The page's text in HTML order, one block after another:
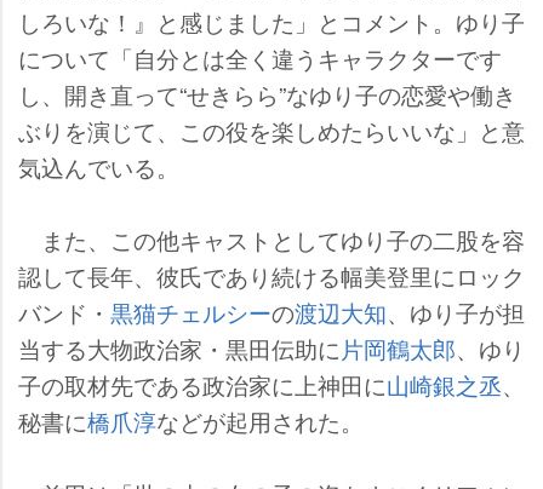
しろいな！』と感じました」とコメント。ゆり子
について「自分とは全く違うキャラクターです
し、開き直って“せきらら”なゆり子の恋愛や働き
ぶりを演じて、この役を楽しめたらいいな」と意
気込んでいる。
また、この他キャストとしてゆり子の二股を容
認して長年、彼氏であり続ける幅美登里にロック
バンド・ 黒猫チェルシーの渡辺大知、ゆり子が担
当する大物政治家・黒田伝助に片岡鶴太郎、ゆり
子の取材先である政治家に上神田に山崎銀之丞、
秘書に橋爪淳などが起用された。